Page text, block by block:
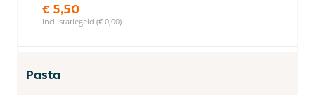
€ 5,50
incl. statiegeld (€ 0,00)
Pasta